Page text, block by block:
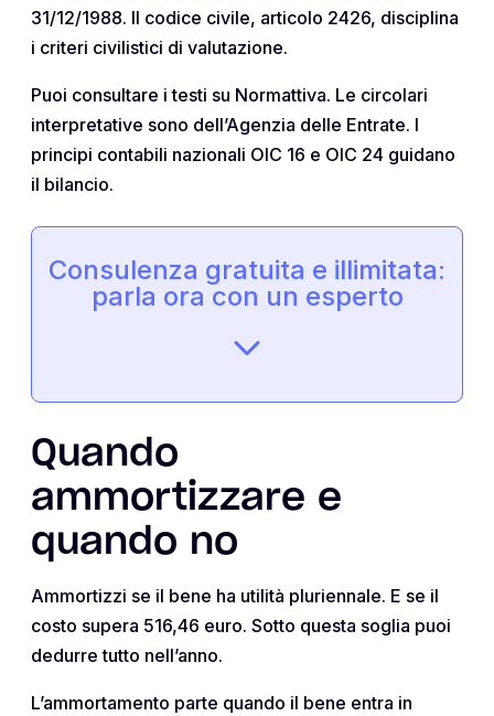
31/12/1988. Il codice civile, articolo 2426, disciplina
i criteri civilistici di valutazione.
Puoi consultare i testi su Normattiva. Le circolari
interpretative sono dell’Agenzia delle Entrate. I
principi contabili nazionali OIC 16 e OIC 24 guidano
il bilancio.
Consulenza gratuita e illimitata:
parla ora con un esperto
Quando
ammortizzare e
quando no
Ammortizzi se il bene ha utilità pluriennale. E se il
costo supera 516,46 euro. Sotto questa soglia puoi
dedurre tutto nell’anno.
L’ammortamento parte quando il bene entra in